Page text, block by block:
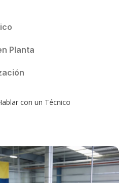
Planta
con un Técnico